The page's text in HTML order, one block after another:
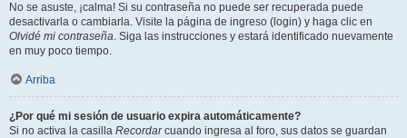
No se asuste, ¡calma! Si su contraseña no puede ser recuperada puede
desactivarla o cambiarla. Visite la página de ingreso (login) y haga clic en
Olvidé mi contraseña. Siga las instrucciones y estará identificado nuevamente
en muy poco tiempo.
Arriba
¿Por qué mi sesión de usuario expira automáticamente?
Si no activa la casilla Recordarcuando ingresa al foro, sus datos se guardan